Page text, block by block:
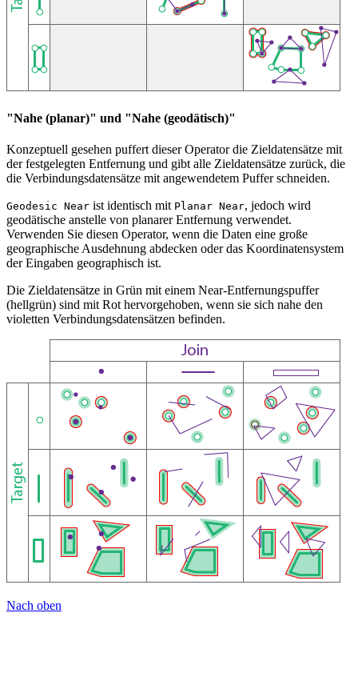
"Nahe (planar)" und "Nahe (geodätisch)"
Konzeptuell gesehen puffert dieser Operator die Zieldatensätze mit
der festgelegten Entfernung und gibt alle Zieldatensätze zurück, die
die Verbindungsdatensätze mit angewendetem Puffer schneiden.
Geodesic Near ist identisch mit Planar Near, jedoch wird
geodätische anstelle von planarer Entfernung verwendet.
Verwenden Sie diesen Operator, wenn die Daten eine große
geographische Ausdehnung abdecken oder das Koordinatensystem
der Eingaben geographisch ist.
Die Zieldatensätze in Grün mit einem Near-Entfernungspuffer
(hellgrün) sind mit Rot hervorgehoben, wenn sie sich nahe den
violetten Verbindungsdatensätzen befinden.
Nach oben